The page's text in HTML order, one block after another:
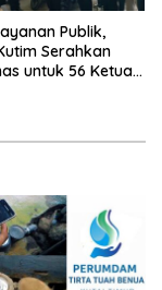
Publik,
Serahkan
untuk 56 Ketua